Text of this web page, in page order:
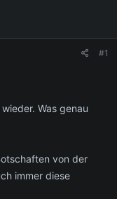
#1
Was genau
von der
immer diese